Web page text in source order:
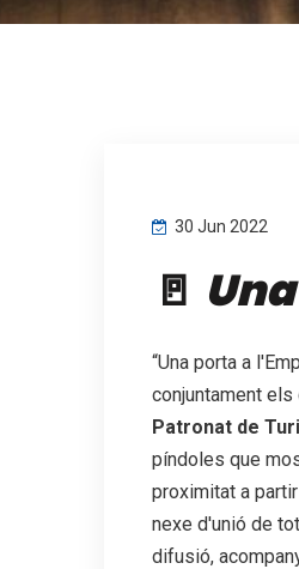
30 Jun 2022
🚪
“Una porta a
conjuntament els
Patronat de
píndoles que
proximitat a
nexe d'unió de
difusió,